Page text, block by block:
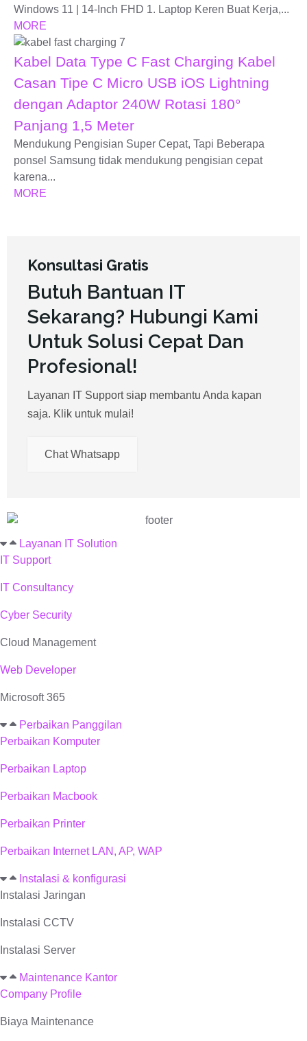
Windows 11 | 14-Inch FHD 1. Laptop Keren Buat Kerja,...
MORE
Kabel Data Type C Fast Charging Kabel
Casan Tipe C Micro USB iOS Lightning
dengan Adaptor 240W Rotasi 180°
Panjang 1,5 Meter
Mendukung Pengisian Super Cepat, Tapi Beberapa
ponsel Samsung tidak mendukung pengisian cepat
karena...
MORE
Konsultasi Gratis
Butuh Bantuan IT
Sekarang? Hubungi Kami
Untuk Solusi Cepat Dan
Profesional!
Layanan IT Support siap membantu Anda kapan
saja. Klik untuk mulai!
Chat Whatsapp
Layanan IT Solution
IT Support
IT Consultancy
Cyber Security
Cloud Management
Web Developer
Microsoft 365
Perbaikan Panggilan
Perbaikan Komputer
Perbaikan Laptop
Perbaikan Macbook
Perbaikan Printer
Perbaikan Internet LAN, AP, WAP
Instalasi & konfigurasi
Instalasi Jaringan
Instalasi CCTV
Instalasi Server
Maintenance Kantor
Company Profile
Biaya Maintenance